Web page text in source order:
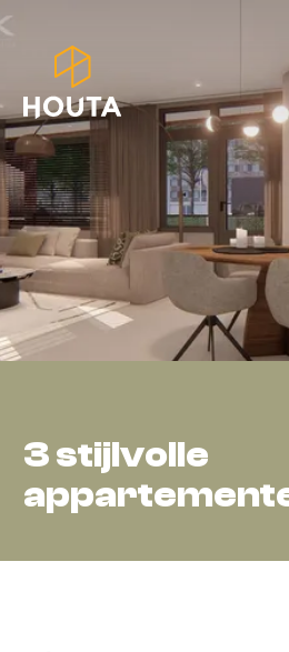
3 stijlvolle